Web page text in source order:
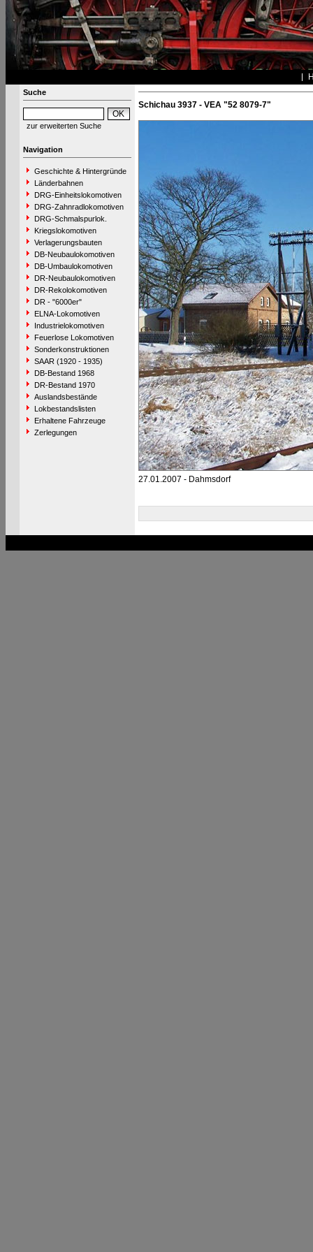
Suche
zur erweiterten Suche
Navigation
Geschichte & Hintergründe
Länderbahnen
DRG-Einheitslokomotiven
DRG-Zahnradlokomotiven
DRG-Schmalspurlok.
Kriegslokomotiven
Verlagerungsbauten
DB-Neubaulokomotiven
DB-Umbaulokomotiven
DR-Neubaulokomotiven
DR-Rekolokomotiven
DR - "6000er"
ELNA-Lokomotiven
Industrielokomotiven
Feuerlose Lokomotiven
Sonderkonstruktionen
SAAR (1920 - 1935)
DB-Bestand 1968
DR-Bestand 1970
Auslandsbestände
Lokbestandslisten
Erhaltene Fahrzeuge
Zerlegungen
Schichau 3937 - VEA "52 8079-7"
27.01.2007 - Dahmsdorf